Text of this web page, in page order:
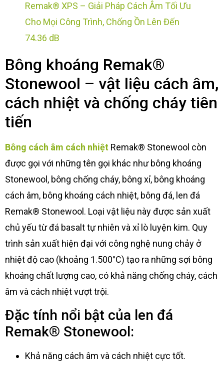
Remak® XPS – Giải Pháp Cách Âm Tối Ưu
Cho Mọi Công Trình, Chống Ồn Lên Đến
74.36 dB
Bông khoáng Remak®
Stonewool – vật liệu cách âm,
cách nhiệt và chống cháy tiên
tiến
Bông cách âm cách nhiệt Remak® Stonewool còn
được gọi với những tên gọi khác như bông khoáng
Stonewool, bông chống cháy, bông xỉ, bông khoáng
cách âm, bông khoáng cách nhiệt, bông đá, len đá
Remak® Stonewool. Loại vật liệu này được sản xuất
chủ yếu từ đá basalt tự nhiên và xỉ lò luyện kim. Quy
trình sản xuất hiện đại với công nghệ nung chảy ở
nhiệt độ cao (khoảng 1.500°C) tạo ra những sợi bông
khoáng chất lượng cao, có khả năng chống cháy, cách
âm và cách nhiệt vượt trội.
Đặc tính nổi bật của len đá
Remak® Stonewool:
Khả năng cách âm và cách nhiệt cực tốt.